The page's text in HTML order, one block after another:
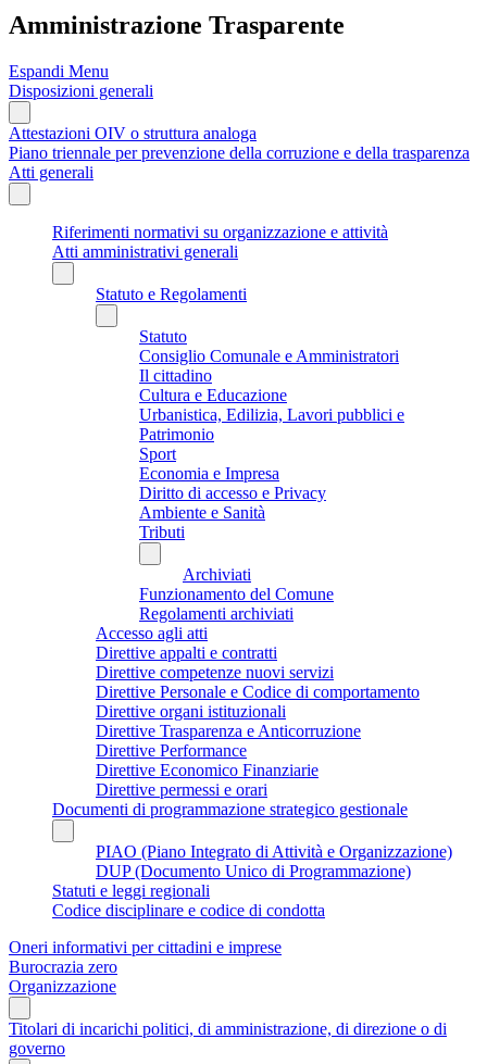
Amministrazione Trasparente
Espandi Menu
Disposizioni generali
Attestazioni OIV o struttura analoga
Piano triennale per prevenzione della corruzione e della trasparenza
Atti generali
Riferimenti normativi su organizzazione e attività
Atti amministrativi generali
Statuto e Regolamenti
Statuto
Consiglio Comunale e Amministratori
Il cittadino
Cultura e Educazione
Urbanistica, Edilizia, Lavori pubblici e
Patrimonio
Sport
Economia e Impresa
Diritto di accesso e Privacy
Ambiente e Sanità
Tributi
Archiviati
Funzionamento del Comune
Regolamenti archiviati
Accesso agli atti
Direttive appalti e contratti
Direttive competenze nuovi servizi
Direttive Personale e Codice di comportamento
Direttive organi istituzionali
Direttive Trasparenza e Anticorruzione
Direttive Performance
Direttive Economico Finanziarie
Direttive permessi e orari
Documenti di programmazione strategico gestionale
PIAO (Piano Integrato di Attività e Organizzazione)
DUP (Documento Unico di Programmazione)
Statuti e leggi regionali
Codice disciplinare e codice di condotta
Oneri informativi per cittadini e imprese
Burocrazia zero
Organizzazione
Titolari di incarichi politici, di amministrazione, di direzione o di
governo